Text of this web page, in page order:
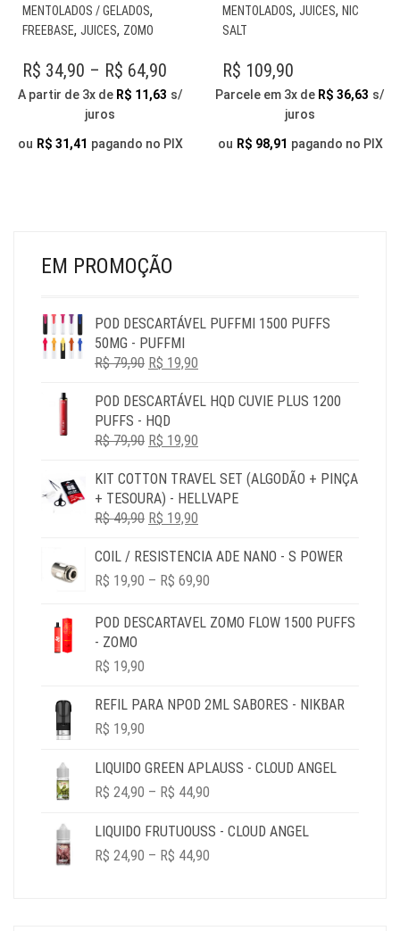
MENTOLADOS / GELADOS,
FREEBASE, JUICES, ZOMO
PRODUTO
VARIANTES.
AS
PODEM
R$ 34,90 – R$ 64,90
RANGE:
THROUGH
A partir de 3x de R$ 11,63 s/
juros
ou R$ 31,41 pagando no PIX
MENTOLADOS, JUICES, NIC
SALT
SER
R$ 109,90
Parcele em 3x de R$ 36,63 s/
juros
ou R$ 98,91 pagando no PIX
EM PROMOÇÃO
POD DESCARTÁVEL PUFFMI 1500 PUFFS
50MG - PUFFMI
R$79,90 O
ORIGINAL
ERA:
R$ 79,90.
R$ 19,90
ATUAL
POD DESCARTÁVEL HQD CUVIE PLUS 1200
PUFFS - HQD
R$79,90 O
ORIGINAL
ERA:
R$ 79,90.
R$ 19,90
ATUAL
É:
KIT COTTON TRAVEL SET (ALGODÃO + PINÇA
+ TESOURA) - HELLVAPE
R$49,90 O
ORIGINAL
ERA:
R$ 19,90
ATUAL
É:
COIL / RESISTENCIA ADE NANO - S POWER
R$ 19,90 – R$ 69,90
R$ 19,90
POD DESCARTAVEL ZOMO FLOW 1500 PUFFS
- ZOMO
R$ 19,90
REFIL PARA NPOD 2ML SABORES - NIKBAR
R$ 19,90
LIQUIDO GREEN APLAUSS - CLOUD ANGEL
R$ 24,90 – R$ 44,90
R$ 24,90
LIQUIDO FRUTUOUSS - CLOUD ANGEL
R$ 24,90 – R$ 44,90